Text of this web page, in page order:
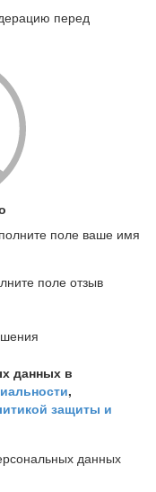
перед
поле ваше имя
поле отзыв
данных в
,
защиты и
данных